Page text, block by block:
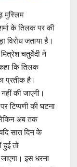
मुस्लिम
के तिलक पर की
विरोध जताया है।
चतुर्वेदी ने
कि तिलक
प्रतीक है।
की जाएगी।
टिप्पणी की घटना
अब तक
सात दिन के
हुई तो
जाएगा। इस धरना